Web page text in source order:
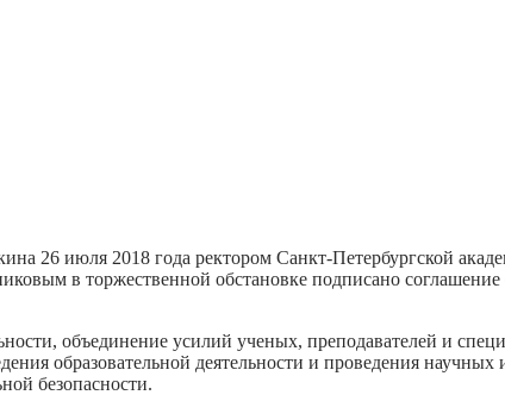
26 июля 2018 года ректором Санкт-Петербургской
в торжественной обстановке подписано соглашение
объединение усилий ученых, преподавателей и
образовательной деятельности и проведения научных
безопасности.